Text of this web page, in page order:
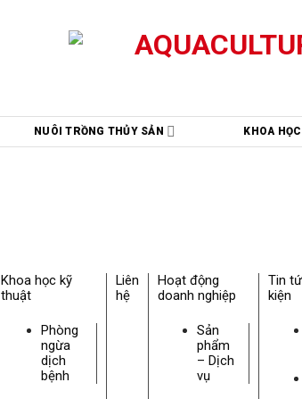
NUÔI TRỒNG THỦY SẢN KHOA
Khoa học kỹ
thuật
Phòng
ngừa
dịch
bệnh
Liên
hệ
Hoạt động
doanh nghiệp
Sản
phẩm
– Dịch
vụ
Tin
kiện